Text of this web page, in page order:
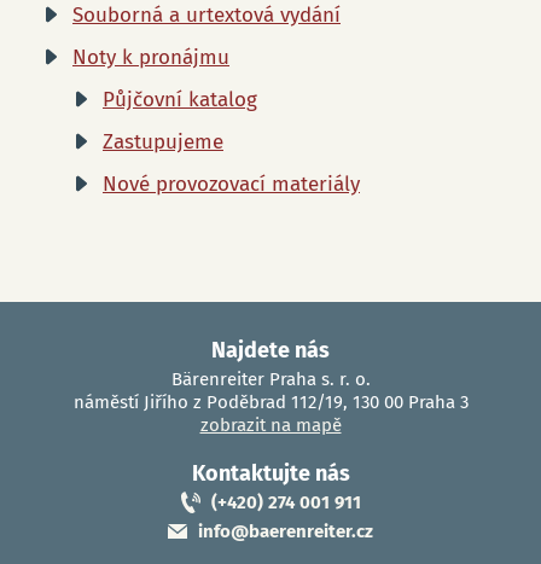
Souborná a urtextová vydání
Noty k pronájmu
Půjčovní katalog
Zastupujeme
Nové provozovací materiály
Najdete nás
Bärenreiter Praha s. r. o.
náměstí Jiřího z Poděbrad 112/19, 130 00 Praha 3
zobrazit na mapě
Kontaktujte nás
(+420) 274 001 911
info@baerenreiter.cz